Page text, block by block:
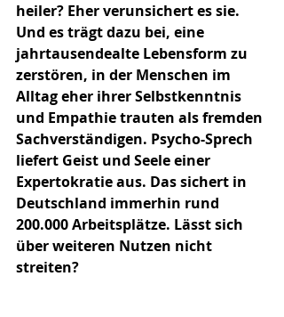
heiler? Eher verunsichert es sie.
Und es trägt dazu bei, eine
jahrtausendealte Lebensform zu
zerstören, in der Menschen im
Alltag eher ihrer Selbstkenntnis
und Empathie trauten als fremden
Sachverständigen. Psycho-Sprech
liefert Geist und Seele einer
Expertokratie aus. Das sichert in
Deutschland immerhin rund
200.000 Arbeitsplätze. Lässt sich
über weiteren Nutzen nicht
streiten?